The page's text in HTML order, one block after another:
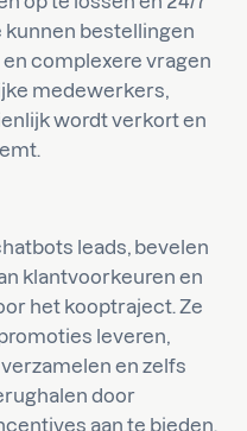
kunnen bestellingen
complexere vragen
medewerkers,
wordt verkort en
leads, bevelen
klantvoorkeuren en
het kooptraject. Ze
leveren,
en zelfs
door
aan te bieden.